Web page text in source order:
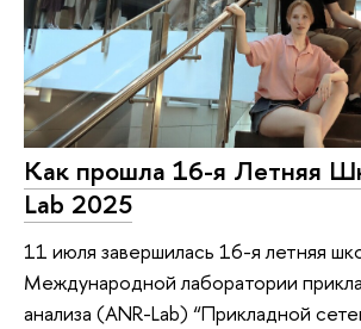
Как прошла 16-я Летняя
Lab 2025
11 июля завершилась 16-я летняя
Международной лаборатории
анализа (ANR-Lab) “Прикладной